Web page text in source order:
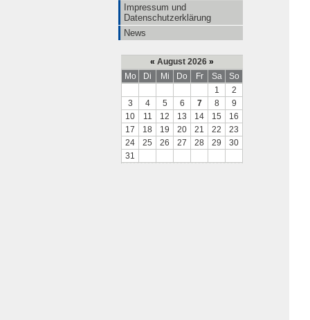
Impressum und
Datenschutzerklärung
News
« August 2026 »
Mo
Di Mi Do Fr Sa
So
1
2
3
4 5 6 7 8
9
10
11 12 13 14 15
16
17
18 19 20 21 22
23
24
25 26 27 28 29
30
31